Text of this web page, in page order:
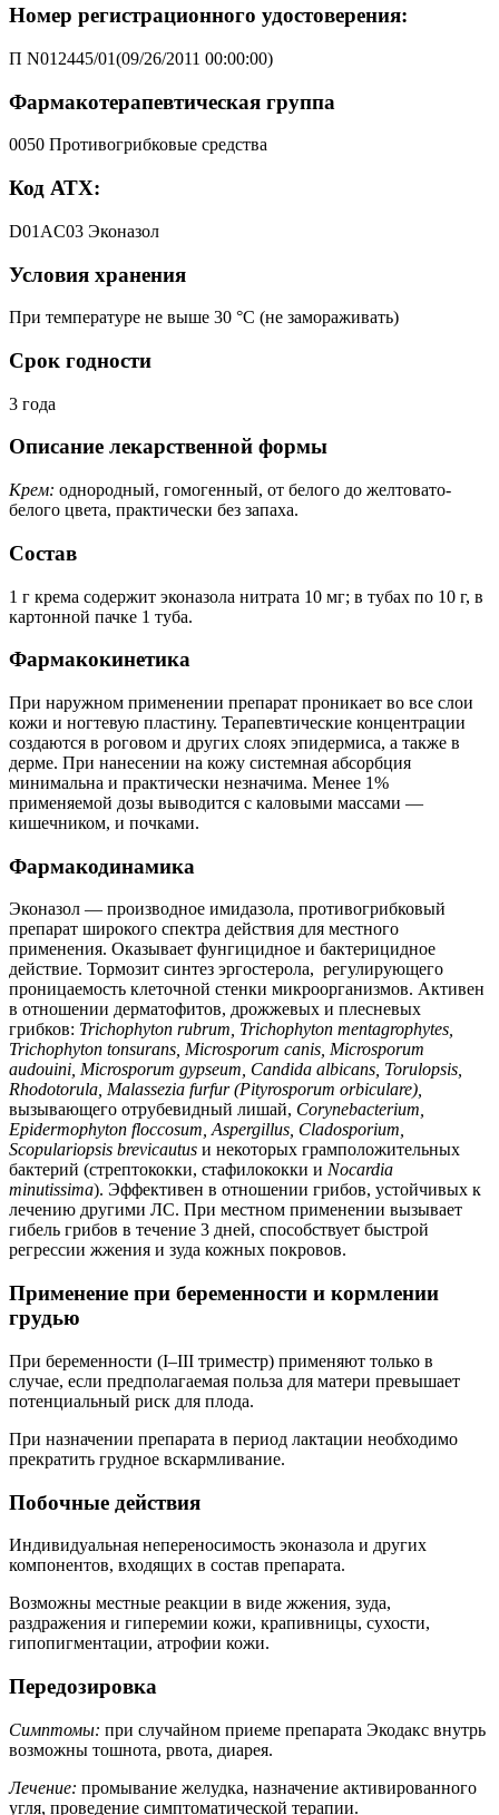
Номер регистрационного удостоверения:
П N012445/01(09/26/2011 00:00:00)
Фармакотерапевтическая группа
0050 Противогрибковые средства
Код АТХ:
D01AC03 Эконазол
Условия хранения
При температуре не выше 30 °C (не замораживать)
Срок годности
3 года
Описание лекарственной формы
Крем: однородный, гомогенный, от белого до желтовато-
белого цвета, практически без запаха.
Состав
1 г крема содержит эконазола нитрата 10 мг; в тубах по 10 г, в
картонной пачке 1 туба.
Фармакокинетика
При наружном применении препарат проникает во все слои
кожи и ногтевую пластину. Терапевтические концентрации
создаются в роговом и других слоях эпидермиса, а также в
дерме. При нанесении на кожу системная абсорбция
минимальна и практически незначима. Менее 1%
применяемой дозы выводится с каловыми массами —
кишечником, и почками.
Фармакодинамика
Эконазол — производное имидазола, противогрибковый
препарат широкого спектра действия для местного
применения. Оказывает фунгицидное и бактерицидное
действие. Тормозит синтез эргостерола, регулирующего
проницаемость клеточной стенки микроорганизмов. Активен
в отношении дерматофитов, дрожжевых и плесневых
грибков: Trichophyton rubrum, Trichophyton mentagrophytes,
Trichophyton tonsurans, Microsporum canis, Microsporum
audouini, Microsporum gypseum, Candida albicans, Torulopsis,
Rhodotorula, Malassezia furfur (Pityrosporum orbiculare),
вызывающего отрубевидный лишай, Corynebacterium,
Epidermophyton floccosum, Aspergillus, Cladosporium,
Scopulariopsis brevicautus и некоторых грамположительных
бактерий (стрептококки, стафилококки и Nocardia
minutissima). Эффективен в отношении грибов, устойчивых к
лечению другими ЛС. При местном применении вызывает
гибель грибов в течение 3 дней, способствует быстрой
регрессии жжения и зуда кожных покровов.
Применение при беременности и кормлении
грудью
При беременности (I–III триместр) применяют только в
случае, если предполагаемая польза для матери превышает
потенциальный риск для плода.
При назначении препарата в период лактации необходимо
прекратить грудное вскармливание.
Побочные действия
Индивидуальная непереносимость эконазола и других
компонентов, входящих в состав препарата.
Возможны местные реакции в виде жжения, зуда,
раздражения и гиперемии кожи, крапивницы, сухости,
гипопигментации, атрофии кожи.
Передозировка
Симптомы: при случайном приеме препарата Экодакс внутрь
возможны тошнота, рвота, диарея.
Лечение: промывание желудка, назначение активированного
угля, проведение симптоматической терапии.